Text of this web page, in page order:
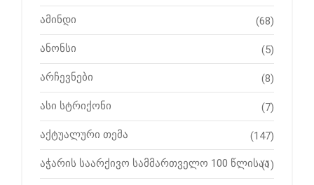
ამინდი (68)
ანონსი (5)
არჩევნები (8)
ასი სტრიქონი (7)
აქტუალური თემა (147)
აჭარის საარქივო სამმართველო 100 წლისაა
(1)